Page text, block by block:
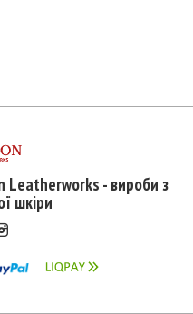
Leatherworks - вироби з
шкіри